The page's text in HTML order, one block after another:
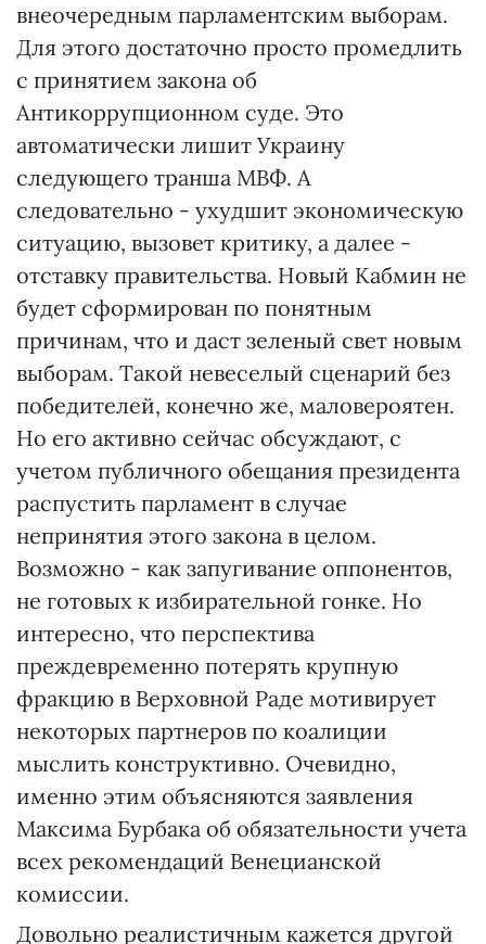
внеочередным парламентским выборам.
Для этого достаточно просто промедлить
с принятием закона об
Антикоррупционном суде. Это
автоматически лишит Украину
следующего транша МВФ. А
следовательно - ухудшит экономическую
ситуацию, вызовет критику, а далее -
отставку правительства. Новый Кабмин не
будет сформирован по понятным
причинам, что и даст зеленый свет новым
выборам. Такой невеселый сценарий без
победителей, конечно же, маловероятен.
Но его активно сейчас обсуждают, с
учетом публичного обещания президента
распустить парламент в случае
непринятия этого закона в целом.
Возможно - как запугивание оппонентов,
не готовых к избирательной гонке. Но
интересно, что перспектива
преждевременно потерять крупную
фракцию в Верховной Раде мотивирует
некоторых партнеров по коалиции
мыслить конструктивно. Очевидно,
именно этим объясняются заявления
Максима Бурбака об обязательности учета
всех рекомендаций Венецианской
комиссии.
Довольно реалистичным кажется другой